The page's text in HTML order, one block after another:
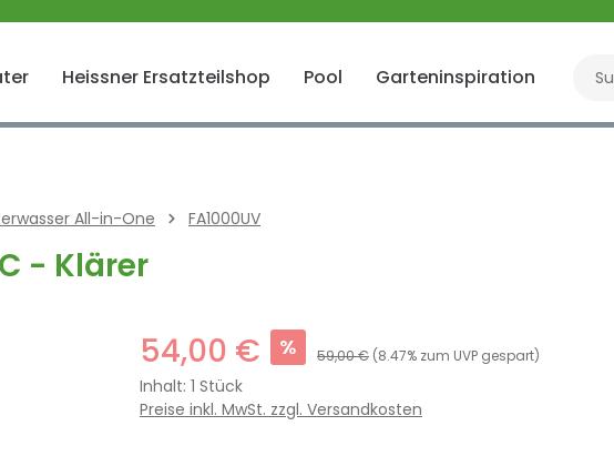
Heissner Ersatzteilshop Pool Garteninspiration
All-in-One FA1000UV
- Klärer
54,00 € % 59,00 € (8.47% zum UVP gespart)
Inhalt: 1 Stück
Preise inkl. MwSt. zzgl. Versandkosten